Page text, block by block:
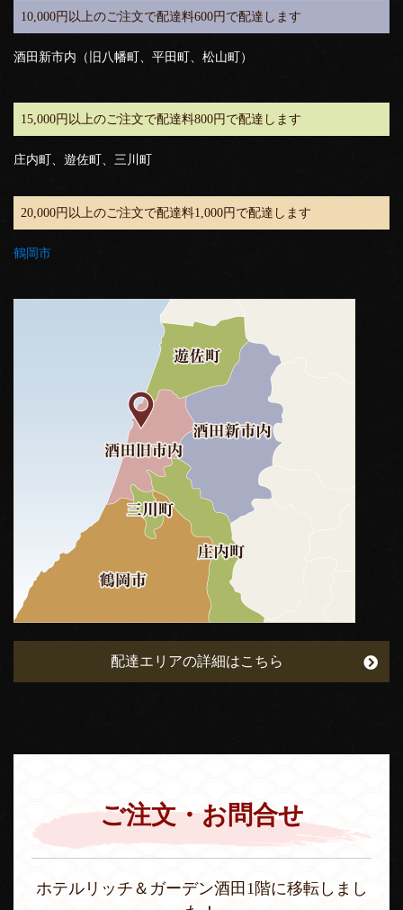
10,000円以上のご注文で配達料600円で配達します
酒田新市内（旧八幡町、平田町、松山町）
15,000円以上のご注文で配達料800円で配達します
庄内町、遊佐町、三川町
20,000円以上のご注文で配達料1,000円で配達します
鶴岡市
配達エリアの詳細はこちら
ご注文・お問合せ
ホテルリッチ＆ガーデン酒田1階に移転しまし